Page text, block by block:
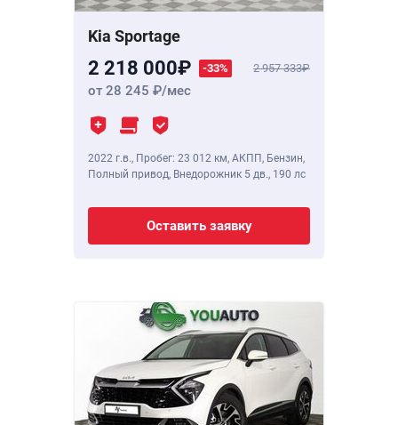
Kia Sportage
2 218 000 -33% 2 957 333
от 28 245 /мес
2022 г.в., Пробег: 23 012 км, АКПП, Бензин,
Полный привод, Внедорожник 5 дв., 190 лс
Оставить заявку